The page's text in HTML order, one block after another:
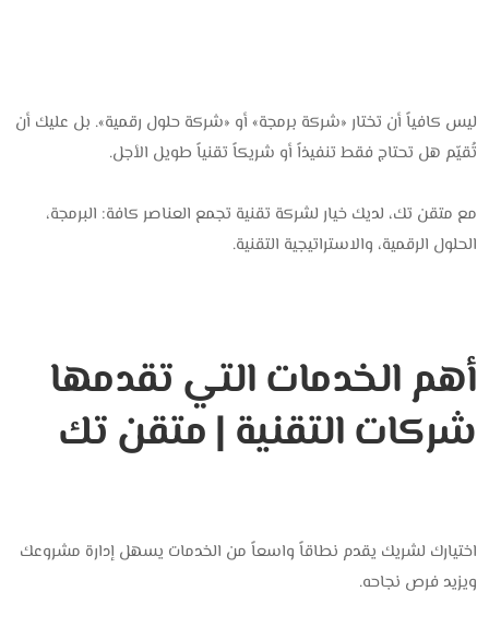
ليس كافياً أن تختار «شركة برمجة» أو «شركة حلول رقمية». بل عليك أن
تُقيّم هل تحتاج فقط تنفيذاً أو شريكاً تقنياً طويل الأجل.
مع ‎متقن تك‎، لديك خيار لشركة تقنية تجمع العناصر كافة: البرمجة،
الحلول الرقمية، والاستراتيجية التقنية.
أهم الخدمات التي تقدمها
شركات التقنية | متقن تك
اختيارك لشريك يقدم نطاقاً واسعاً من الخدمات يسهل إدارة مشروعك
ويزيد فرص نجاحه.